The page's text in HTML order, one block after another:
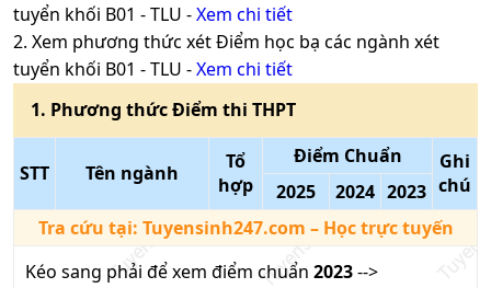
tuyển khối B01 -TLU -Xem chi tiết
2. Xem phương thức xétĐiểm học bạ các ngành xét
tuyển khối B01 -TLU -Xem chi tiết
1. Phương thứcĐiểm thi THPT
STT Tên ngành
Tổ
hợp
Điểm Chuẩn
Ghi
chú
2025 2024 2023
Tra cứu tại: Tuyensinh247.com – Học trực tuyến
Kéo sang phải để xem điểm chuẩn 2023-->